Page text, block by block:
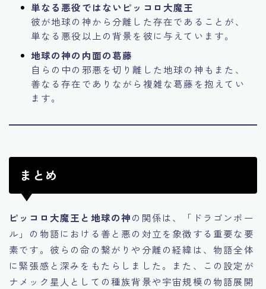
単なる悪役ではないピッコロ大魔王
彼が地球の神から分離した存在であることが、
単なる悪役以上の背景を彼に与えています。
地球の神の内面の葛藤
自らの中の邪悪を切り離した地球の神もまた、
善なる存在でありながら複雑な葛藤を抱えてい
ます。
まとめ
ピッコロ大魔王と地球の神の関係は、「ドラゴンボー
ル」の物語における善と悪の対立を象徴する重要な要
素です。彼らの命の繋がりや分離の経緯は、物語全体
に緊張感と深みをもたらしました。また、この設定が
ナメック星人としての種族背景や宇宙規模の物語展開